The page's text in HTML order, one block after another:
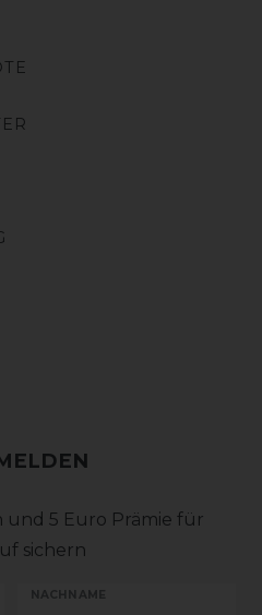
5 Euro Prämie für
sichern
NACHNAME